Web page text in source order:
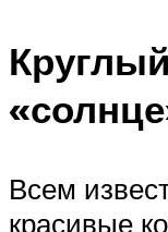
Всем
красивые